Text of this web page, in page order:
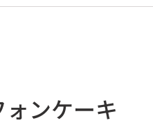
ンケーキ